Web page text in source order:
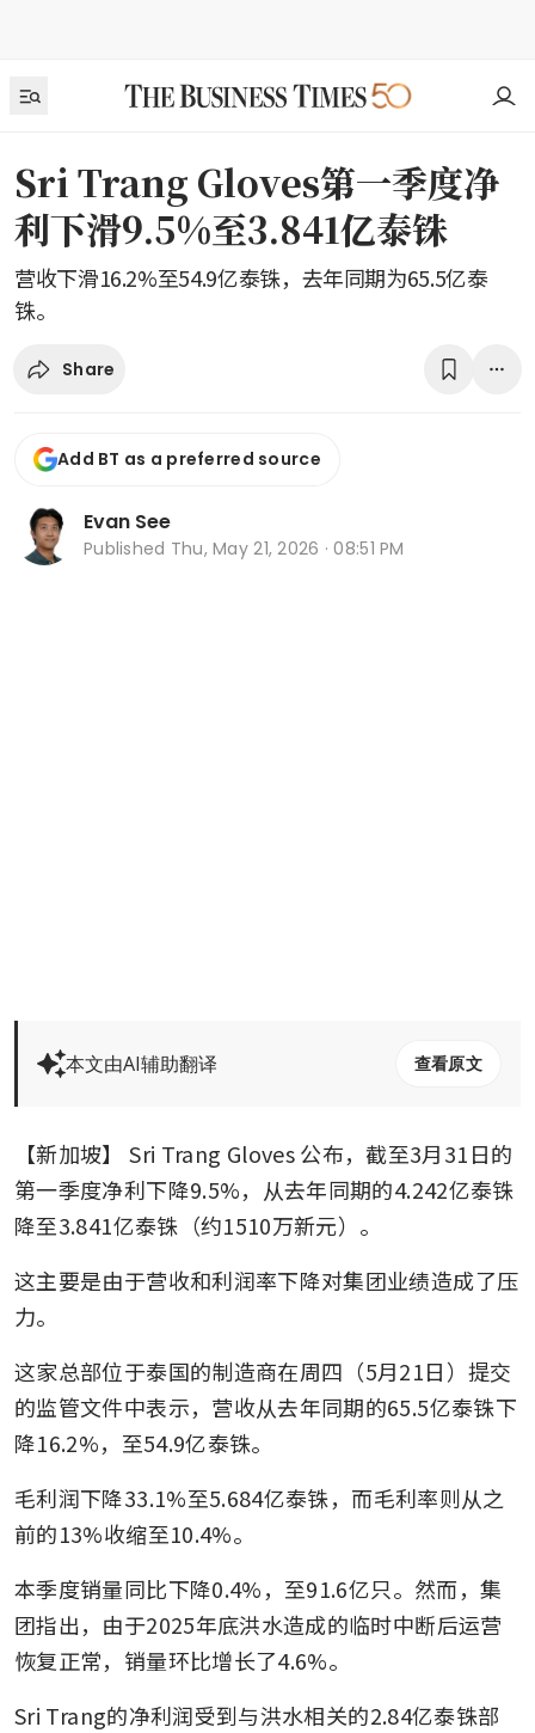
Sri Trang Gloves第一季度净
利下滑9.5%至3.841亿泰铢
营收下滑16.2%至54.9亿泰铢，去年同期为65.5亿泰
铢。
Share
Add BT as a preferred source
Evan See
Published Thu, May 21, 2026 · 08:51 PM
本文由AI辅助翻译 查看原文
【新加坡】 Sri Trang Gloves公布，截至3月31日的
第一季度净利下降9.5%，从去年同期的4.242亿泰铢
降至3.841亿泰铢（约1510万新元）。
这主要是由于营收和利润率下降对集团业绩造成了压
力。
这家总部位于泰国的制造商在周四（5月21日）提交
的监管文件中表示，营收从去年同期的65.5亿泰铢下
降16.2%，至54.9亿泰铢。
毛利润下降33.1%至5.684亿泰铢，而毛利率则从之
前的13%收缩至10.4%。
本季度销量同比下降0.4%，至91.6亿只。然而，集
团指出，由于2025年底洪水造成的临时中断后运营
恢复正常，销量环比增长了4.6%。
Sri Trang的净利润受到与洪水相关的2.84亿泰铢部